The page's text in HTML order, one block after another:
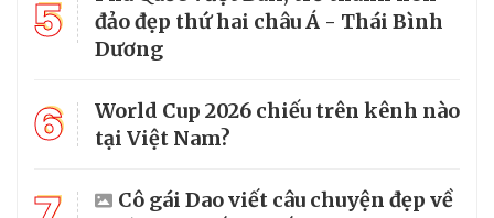
5
đảo đẹp thứ hai châu Á - Thái Bình
Dương
6
World Cup 2026 chiếu trên kênh nào
tại Việt Nam?
Cô gái Dao viết câu chuyện đẹp về